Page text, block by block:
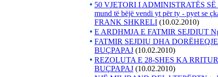
50 VJETORI I ADMINISTRATËS
mund të bëjë vendi yt për ty - pyet se
FRANK SHKRELI (10.02.2010)
E ARDHMJA E FATMIR SEJDIUT
FATMIR SEJDIU DHA
BUÇPAPAJ (10.02.2010)
REZOLUTA E 28-SHES KA
BUÇPAPAJ (10.02.2010)